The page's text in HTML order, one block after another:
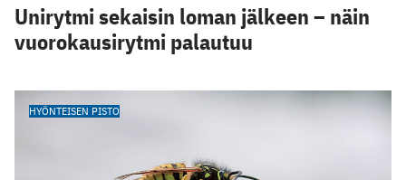
Unirytmi sekaisin loman jälkeen – näin
vuorokausirytmi palautuu
HYÖNTEISEN PISTO